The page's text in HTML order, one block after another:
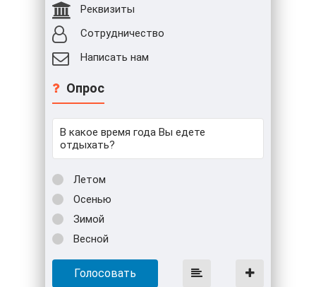
Реквизиты
Сотрудничество
Написать нам
Опрос
В какое время года Вы едете
отдыхать?
Летом
Осенью
Зимой
Весной
Голосовать